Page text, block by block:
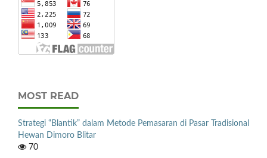
MOST READ
Strategi “Blantik” dalam Metode Pemasaran di Pasar Tradisional
Hewan Dimoro Blitar
70